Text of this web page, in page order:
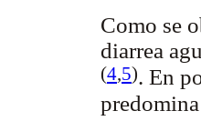
Como se
diarrea
(4,5). En